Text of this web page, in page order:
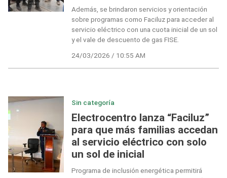
Además, se brindaron servicios y orientación
sobre programas como Faciluz para acceder al
servicio eléctrico con una cuota inicial de un sol
y el vale de descuento de gas FISE.
24/03/2026 / 10:55 AM
Sin categoría
Electrocentro lanza “Faciluz”
para que más familias accedan
al servicio eléctrico con solo
un sol de inicial
Programa de inclusión energética permitirá